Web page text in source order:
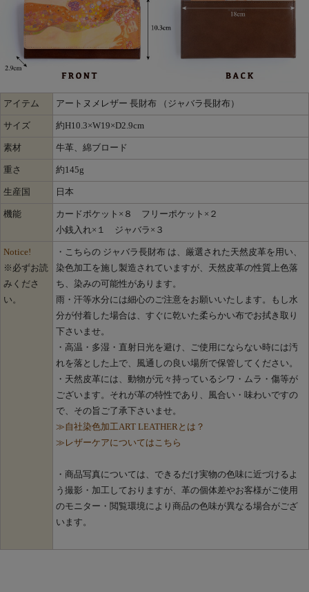
アイテム アートヌメレザー 長財布 （ジャバラ長財布）
サイズ 約H10.3×W19×D2.9cm
素材 牛革、綿ブロード
重さ 約145g
生産国 日本
機能
カードポケット×８ フリーポケット×２
小銭入れ×１ ジャバラ×３
Notice!
※必ずお読
みくださ
い。
・こちらの ジャバラ長財布 は、厳選された天然皮革を用い、
染色加工を施し製造されていますが、天然皮革の性質上色落
ち、染みの可能性があります。
雨・汗等水分には細心のご注意をお願いいたします。もし水
分が付着した場合は、すぐに乾いた柔らかい布でお拭き取り
下さいませ。
・高温・多湿・直射日光を避け、ご使用にならない時には汚
れを落とした上で、風通しの良い場所で保管してください。
・天然皮革には、動物が元々持っているシワ・ムラ・傷等が
ございます。それが革の特性であり、風合い・味わいですの
で、その旨ご了承下さいませ。
≫自社染色加工ART LEATHERとは？
≫レザーケアについてはこちら
・商品写真については、できるだけ実物の色味に近づけるよ
う撮影・加工しておりますが、革の個体差やお客様がご使用
のモニター・閲覧環境により商品の色味が異なる場合がござ
います。